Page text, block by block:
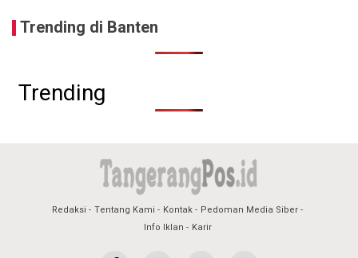
Trending di Banten
Trending
Redaksi Tentang Kami Kontak
Pedoman Media Siber
Info Iklan
Karir